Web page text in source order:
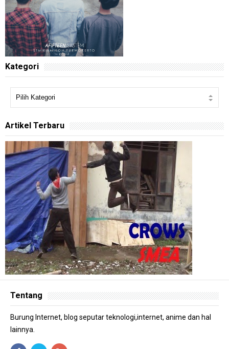
Kategori
Artikel Terbaru
Tentang
Burung Internet, blog seputar teknologi,internet, anime dan hal
lainnya.